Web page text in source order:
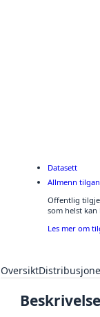
Datasett
Allmenn
Offentlig
som helst
Les mer om
Oversikt
Beskrivelse